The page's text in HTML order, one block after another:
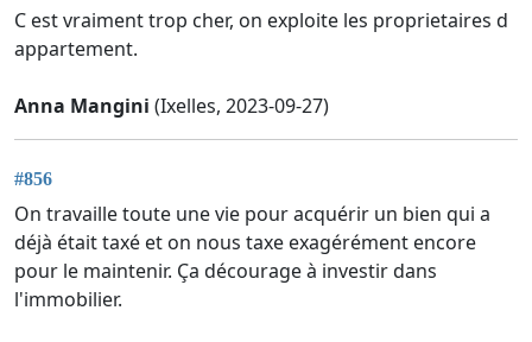
C est vraiment trop cher, on exploite les proprietaires d
appartement.
Anna Mangini (Ixelles, 2023-09-27)
#856
On travaille toute une vie pour acquérir un bien qui a
déjà était taxé et on nous taxe exagérément encore
pour le maintenir. Ça décourage à investir dans
l'immobilier.